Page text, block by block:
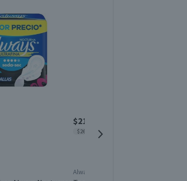
$2150
$269 x un
Always